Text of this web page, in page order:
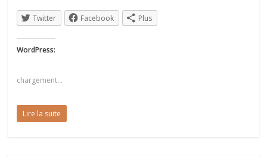
Twitter Facebook Plus
WordPress:
chargement…
Lire la suite